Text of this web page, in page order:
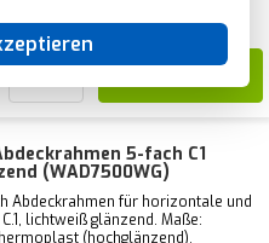
5-fach C1
(WAD7500WG)
Abdeckrahmen für horizontale und
lichtweiß glänzend. Maße:
(hochglänzend).